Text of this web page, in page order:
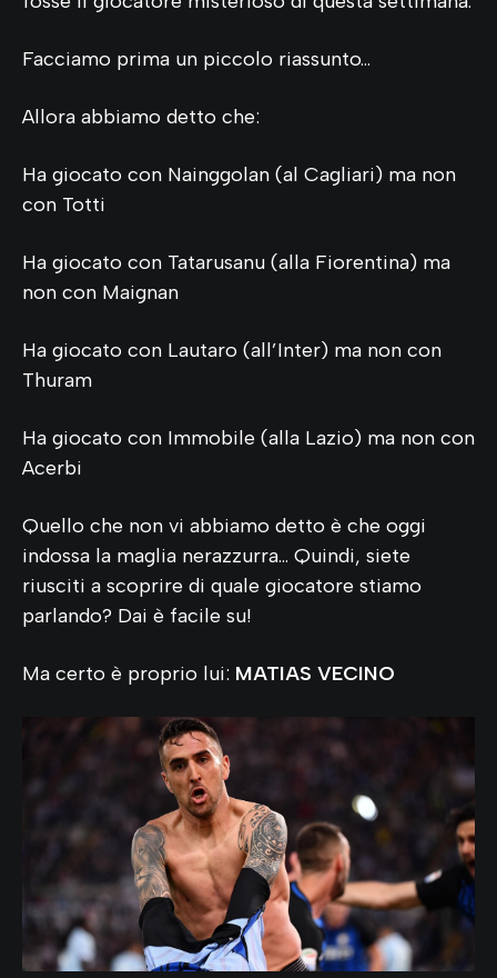
Facciamo prima un piccolo riassunto…
Allora abbiamo detto che:
Ha giocato con Nainggolan (al Cagliari) ma non
con Totti
Ha giocato con Tatarusanu (alla Fiorentina) ma
non con Maignan
Ha giocato con Lautaro (all’Inter) ma non con
Thuram
Ha giocato con Immobile (alla Lazio) ma non con
Acerbi
Quello che non vi abbiamo detto è che oggi
indossa la maglia nerazzurra… Quindi, siete
riusciti a scoprire di quale giocatore stiamo
parlando? Dai è facile su!
Ma certo è proprio lui: MATIAS VECINO